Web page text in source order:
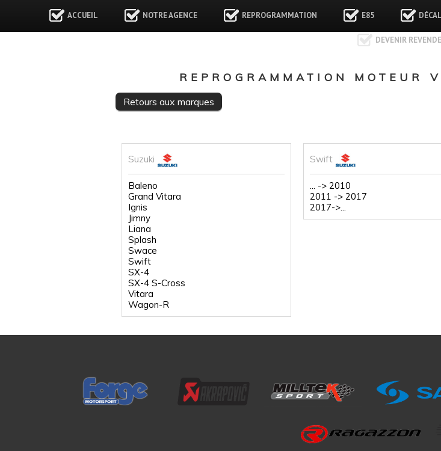
ACCUEIL NOTRE AGENCE REPROGRAMMATION E85
DEVENIR
REPROGRAMMATION MOTEUR
Retours aux marques
Suzuki
Baleno
Grand Vitara
Ignis
Jimny
Liana
Splash
Swace
Swift
SX-4
SX-4 S-Cross
Vitara
Wagon-R
Swift
... -> 2010
2011 -> 2017
2017->...